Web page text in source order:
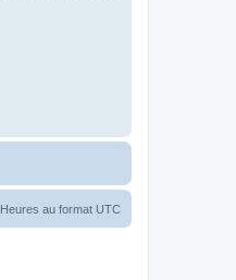
Heures au format UTC